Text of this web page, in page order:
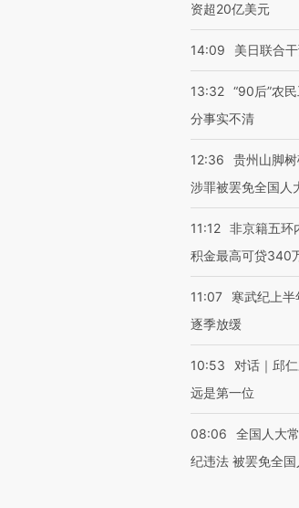
资超20亿美元
14:09 美日联合
13:32 “90后”农
分事实不清
12:36
贵州山脚
涉罪被罢免全国人
11:12 非京籍五环
积金最高可贷340
11:07
寒武纪上
逐季放缓
10:53
对话｜邱
远是第一位
08:06
全国人大
纪违法 被罢免全